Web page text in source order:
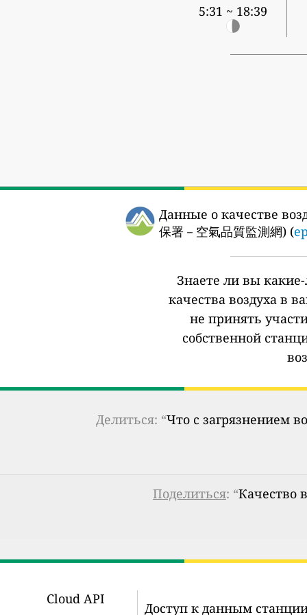
5:31 ~ 18:39
Данные о качестве
保署－空氣品質監測網) (
Знаете ли вы
качества воздуха в
не принять
собственной
Делиться: “Что с загрязнением
Поделиться: “Качество
Cloud API
Доступ к данным